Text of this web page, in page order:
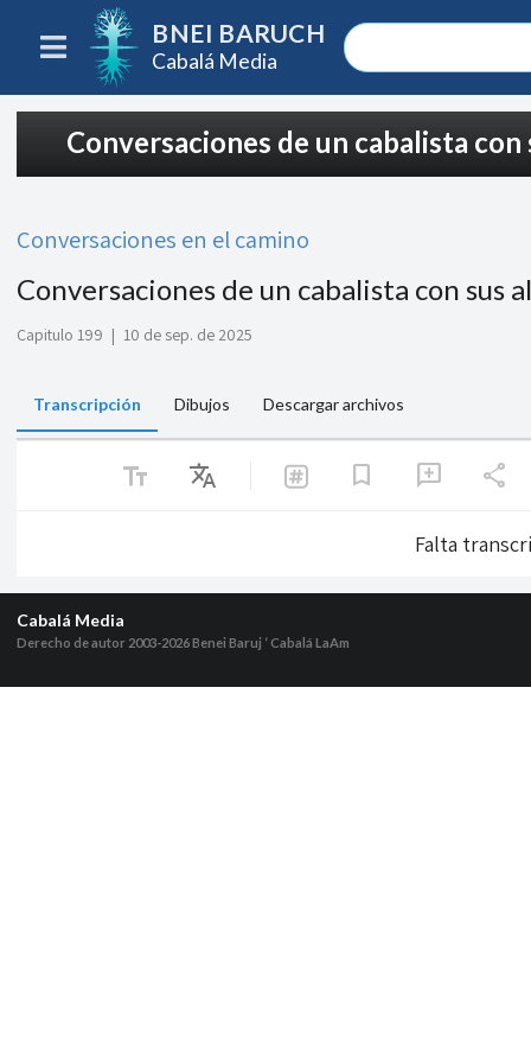
BNEI BARUCH
Cabalá Media
Conversaciones de un cabalista
Conversaciones en el camino
Conversaciones de un cabalista con sus
Capitulo 199 | 10 de sep. de 2025
Transcripción Dibujos Descargar archivos
text_fields Translate bookmark add_comment share
Falta
Cabalá Media
Derecho de autor 2003-2026Benei Baruj ‘ Cabalá LaAm